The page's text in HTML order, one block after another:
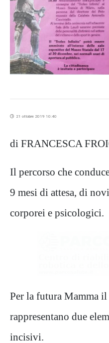
21 ottobre 2019 10:40
di FRANCESCA
Il percorso che
9 mesi di attesa, di
corporei e psicologici.
Per la futura Mamma
rappresentano due
incisivi.